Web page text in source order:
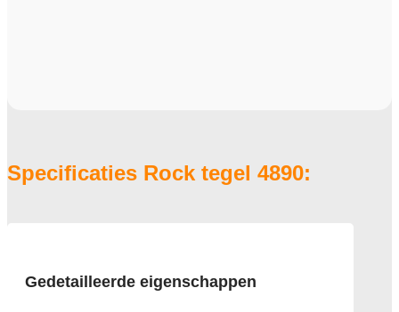
Specificaties Rock tegel 4890:
Gedetailleerde eigenschappen